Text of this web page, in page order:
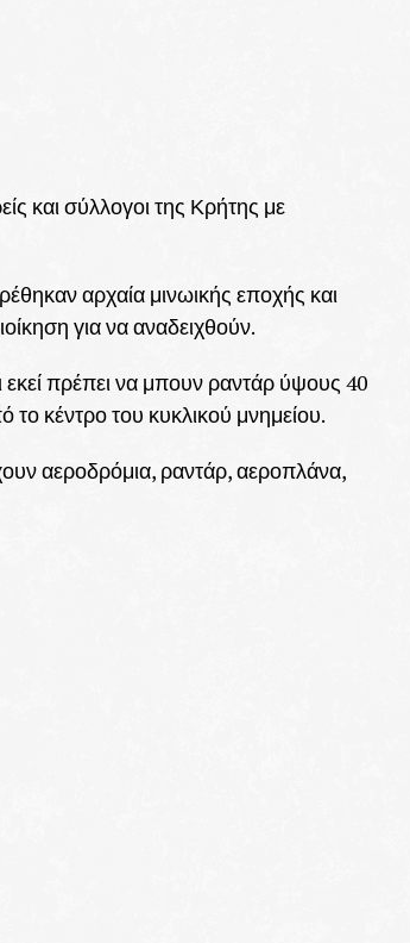
και σύλλογοι της Κρήτης με
αρχαία μινωικής εποχής και
για να αναδειχθούν.
εκεί πρέπει να μπουν ραντάρ ύψους 40
κέντρο του κυκλικού μνημείου.
αεροδρόμια, ραντάρ, αεροπλάνα,